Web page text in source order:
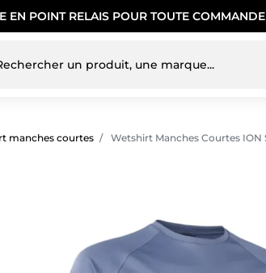
EN POINT RELAIS POUR TOUTE
manches courtes Wetshirt Manches Courtes ION